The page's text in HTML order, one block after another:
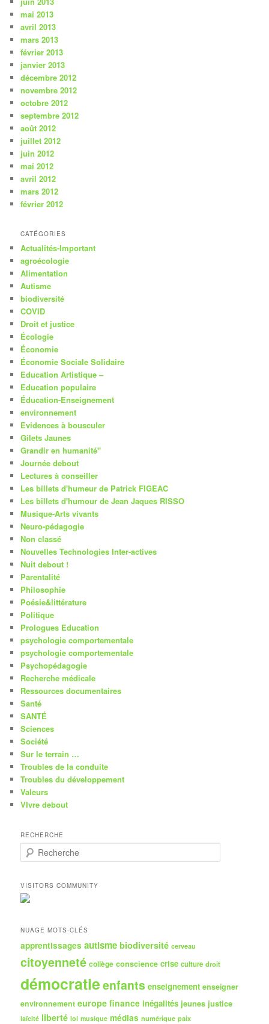
mai 2013
avril 2013
mars 2013
février 2013
janvier 2013
décembre 2012
novembre 2012
octobre 2012
septembre 2012
août 2012
juillet 2012
juin 2012
mai 2012
avril 2012
mars 2012
février 2012
CATÉGORIES
Actualités-Important
agroécologie
Alimentation
Autisme
biodiversité
COVID
Droit et justice
Écologie
Économie
Économie Sociale Solidaire
Education Artistique –
Education populaire
Éducation-Enseignement
environnement
Evidences à bousculer
Gilets Jaunes
Grandir en humanité"
Journée debout
Lectures à conseiller
Les billets d'humeur de Patrick FIGEAC
Les billets d'humour de Jean Jaques RISSO
Musique-Arts vivants
Neuro-pédagogie
Non classé
Nouvelles Technologies Inter-actives
Nuit debout !
Parentalité
Philosophie
Poésie&littérature
Politique
Prologues Education
psychologie comportementale
psychologie comportementale
Psychopédagogie
Recherche médicale
Ressources documentaires
Santé
SANTÉ
Sciences
Société
Sur le terrain …
Troubles de la conduite
Troubles du développement
Valeurs
VIvre debout
RECHERCHE
e
h
e
r
h
VISITORS COMMUNITY
NUAGE MOTS-CLÉS
apprentissages autisme biodiversité cerveau
citoyenneté collège conscience crise culture droit
démocratieenfants enseignement enseigner
environnement europe finance inégalités jeunes justice
laïcité liberté loi musique médias numérique paix